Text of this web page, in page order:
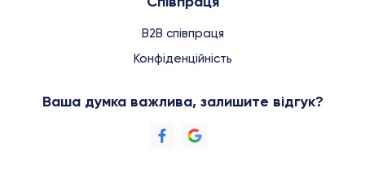
B2B співпраця
Конфіденційність
Ваша думка важлива, залишите відгук?